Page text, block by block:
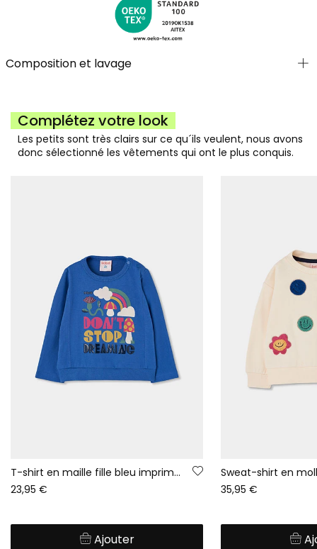
Composition et lavage
Complétez votre look
Les petits sont très clairs sur ce qu´ils veulent, nous avons
donc sélectionné les vêtements qui ont le plus conquis.
T-shirt en maille fille bleu imprimé arc-en-ciel
23,95 €
Ajouter
35,95 €